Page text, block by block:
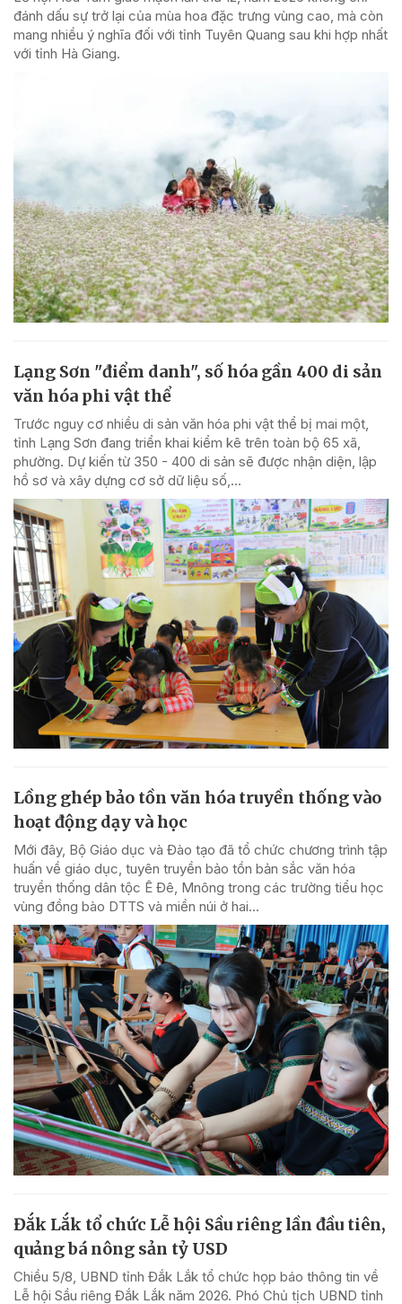
đánh dấu sự trở lại của mùa hoa đặc trưng vùng cao, mà còn
mang nhiều ý nghĩa đối với tỉnh Tuyên Quang sau khi hợp nhất
với tỉnh Hà Giang.
Lạng Sơn "điểm danh", số hóa gần 400 di sản
văn hóa phi vật thể
Trước nguy cơ nhiều di sản văn hóa phi vật thể bị mai một,
tỉnh Lạng Sơn đang triển khai kiểm kê trên toàn bộ 65 xã,
phường. Dự kiến từ 350 - 400 di sản sẽ được nhận diện, lập
hồ sơ và xây dựng cơ sở dữ liệu số,...
Lồng ghép bảo tồn văn hóa truyền thống vào
hoạt động dạy và học
Mới đây, Bộ Giáo dục và Đào tạo đã tổ chức chương trình tập
huấn về giáo dục, tuyên truyền bảo tồn bản sắc văn hóa
truyền thống dân tộc Ê Đê, Mnông trong các trường tiểu học
vùng đồng bào DTTS và miền núi ở hai...
Đắk Lắk tổ chức Lễ hội Sầu riêng lần đầu tiên,
quảng bá nông sản tỷ USD
Chiều 5/8, UBND tỉnh Đắk Lắk tổ chức họp báo thông tin về
Lễ hội Sầu riêng Đắk Lắk năm 2026. Phó Chủ tịch UBND tỉnh